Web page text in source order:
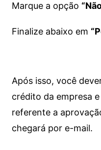
Marque a opção
Finalize abaixo em
Após isso, você
crédito da empresa
referente a
chegará por e-mail.